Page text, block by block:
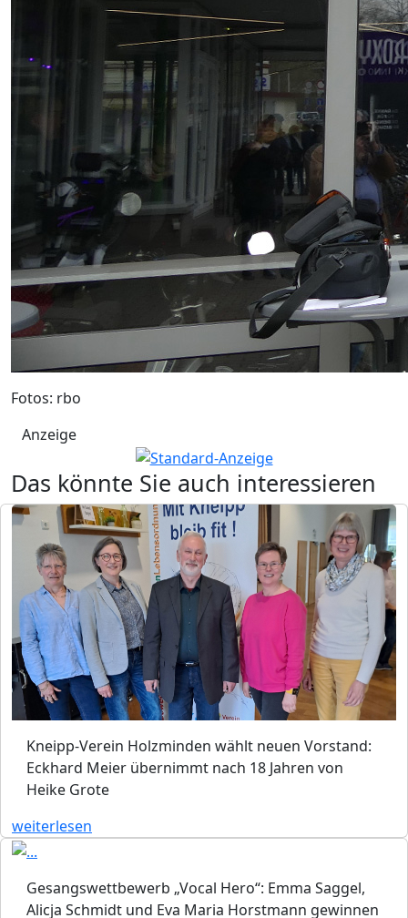
Fotos: rbo
Anzeige
Das könnte Sie auch interessieren
Kneipp-Verein Holzminden wählt neuen Vorstand:
Eckhard Meier übernimmt nach 18 Jahren von
Heike Grote
weiterlesen
Gesangswettbewerb „Vocal Hero“: Emma Saggel,
Alicja Schmidt und Eva Maria Horstmann gewinnen